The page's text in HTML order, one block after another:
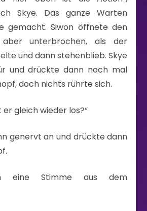
Skye. Das ganze Warten
gemacht. Siwon öffnete den
aber unterbrochen, als der
und dann stehenblieb. Skye
und drückte dann noch mal
doch nichts rührte sich.
gleich wieder los?“
genervt an und drückte dann
eine Stimme aus dem